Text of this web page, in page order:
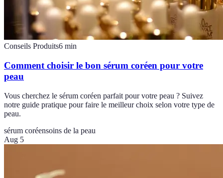
Conseils Produits6 min
Comment choisir le bon sérum coréen pour votre
peau
Vous cherchez le sérum coréen parfait pour votre peau ? Suivez
notre guide pratique pour faire le meilleur choix selon votre type de
peau.
sérum coréensoins de la peau
Aug 5